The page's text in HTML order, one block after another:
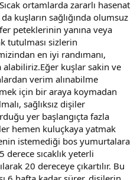
ortamlarda zararlı hasenat
kuşların sağlığında olumsuz
peteklerinin yanına veya
tutulması sizlerin
en iyi randımanı,
kuşlar sakin ve
verim alınabilme
için bir araya koymadan
sağlıksız dişiler
yer başlangıçta fazla
hemen kuluçkaya yatmak
istemediği bos yumurtalara
sıcaklık yeterli
20 dereceye çıkartılır. Bu